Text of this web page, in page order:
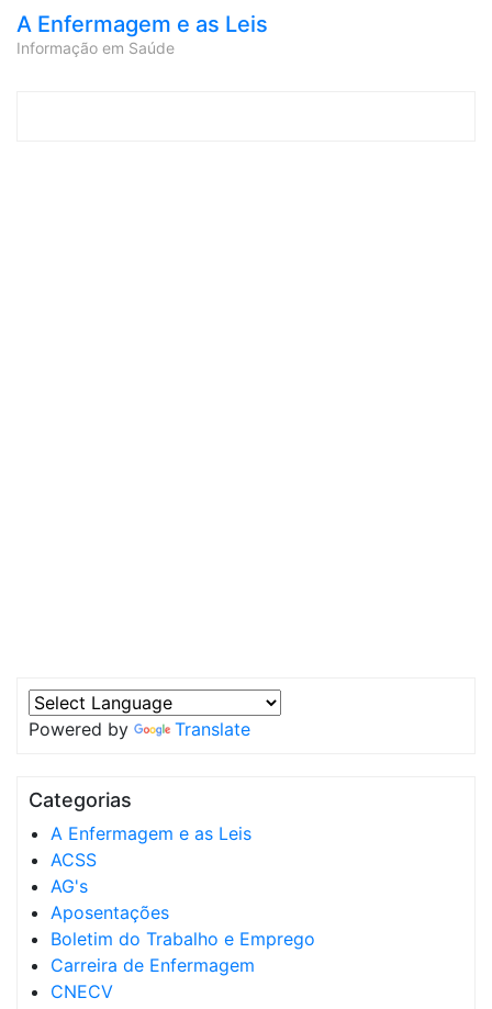
A Enfermagem e as Leis
Informação em Saúde
Powered by Translate
Categorias
A Enfermagem e as Leis
ACSS
AG's
Aposentações
Boletim do Trabalho e Emprego
Carreira de Enfermagem
CNECV